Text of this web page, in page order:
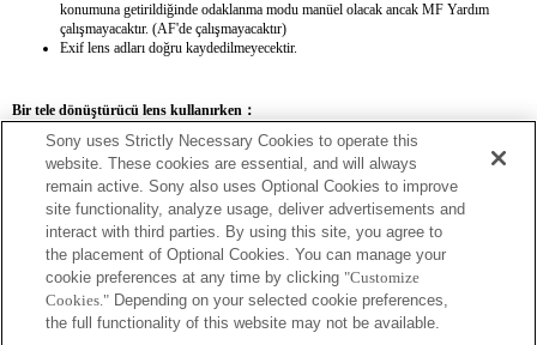
konumuna getirildiğinde odaklanma modu manüel olacak ancak MF Yardım
çalışmayacaktır. (AF'de çalışmayacaktır)
Exif lens adları doğru kaydedilmeyecektir.
Bir tele dönüştürücü lens kullanırken：
SEL14TC SEL20TC
SEL14TC
Kamera Sürekli AF özelliğine ayarlandığında netleme yapamayabilir.
Exif lens adı için netleme uzaklığı ve maksimum diyafram açıklığı büyütme değerleri
Sony uses Strictly Necessary Cookies to operate this
website. These cookies are essential, and will always
remain active. Sony also uses Optional Cookies to improve
site functionality, analyze usage, deliver advertisements and
interact with third parties. By using this site, you agree to
the placement of Optional Cookies. You can manage your
cookie preferences at any time by clicking "Customize
Cookies." Depending on your selected cookie preferences,
the full functionality of this website may not be available.